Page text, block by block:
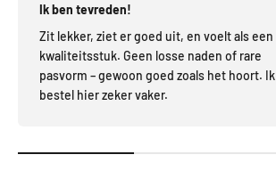
Ik ben tevreden!
Zit lekker, ziet er goed uit, en voelt als een
kwaliteitsstuk. Geen losse naden of rare
pasvorm – gewoon goed zoals het hoort. Ik
bestel hier zeker vaker.